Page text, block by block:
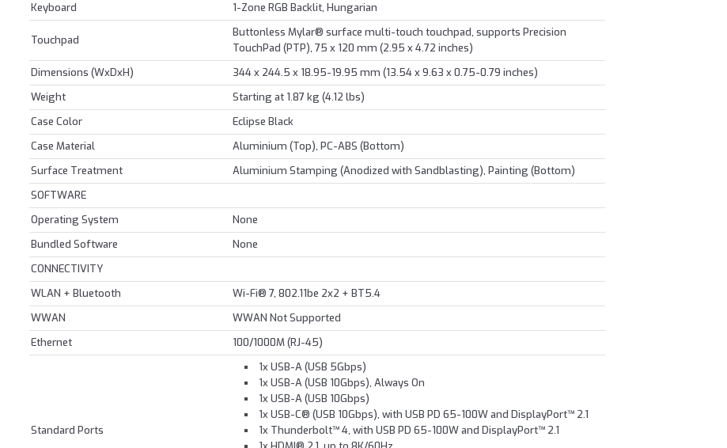
Keyboard
1-Zone RGB Backlit, Hungarian
Touchpad
Buttonless Mylar® surface multi-touch touchpad, supports Precision
TouchPad (PTP), 75 x 120 mm (2.95 x 4.72 inches)
Dimensions (WxDxH)
344 x 244.5 x 18.95-19.95 mm (13.54 x 9.63 x 0.75-0.79 inches)
Weight
Starting at 1.87 kg (4.12 lbs)
Case Color
Eclipse Black
Case Material
Aluminium (Top), PC-ABS (Bottom)
Surface Treatment
Aluminium Stamping (Anodized with Sandblasting), Painting (Bottom)
SOFTWARE
Operating System
None
Bundled Software
None
CONNECTIVITY
WLAN + Bluetooth
Wi-Fi® 7, 802.11be 2x2 + BT5.4
WWAN
WWAN Not Supported
Ethernet
100/1000M (RJ-45)
Standard Ports
1x USB-A (USB 5Gbps)
1x USB-A (USB 10Gbps), Always On
1x USB-A (USB 10Gbps)
1x USB-C® (USB 10Gbps), with USB PD 65-100W and DisplayPort™ 2.1
1x Thunderbolt™ 4, with USB PD 65-100W and DisplayPort™ 2.1